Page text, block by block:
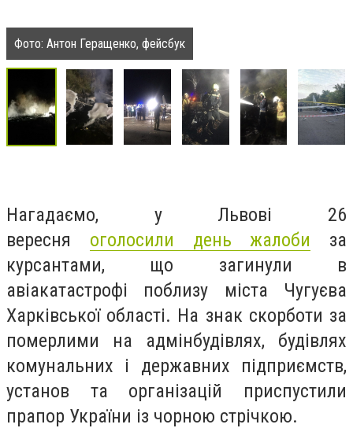
Фото: Антон Геращенко, фейсбук
Нагадаємо, у Львові 26
вересня оголосили день жалоби за
курсантами, що загинули в
авіакатастрофі поблизу міста Чугуєва
Харківської області. На знак скорботи за
померлими на адмінбудівлях, будівлях
комунальних і державних підприємств,
установ та організацій приспустили
прапор України із чорною стрічкою.